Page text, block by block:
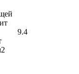
9.4